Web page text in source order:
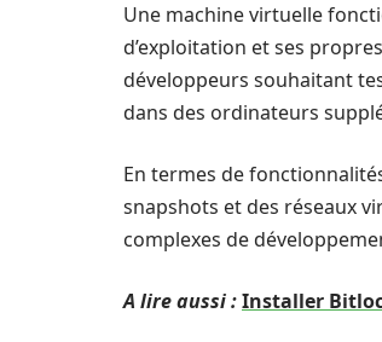
Une machine virtuelle
d’exploitation et ses
développeurs souhaitant
dans des ordinateurs
En termes de
snapshots et des réseaux
complexes de
A lire aussi :Installer